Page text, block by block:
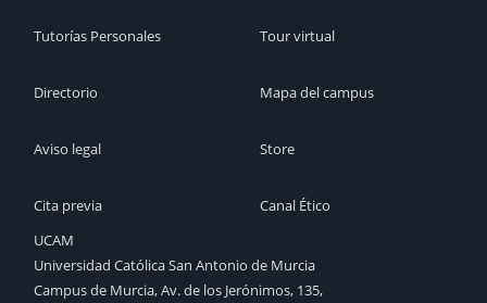
Tutorías Personales
Directorio
Aviso legal
Cita previa
Tour virtual
Mapa del campus
Store
Canal Ético
UCAM
Universidad Católica San Antonio de Murcia
Campus de Murcia, Av. de los Jerónimos, 135,